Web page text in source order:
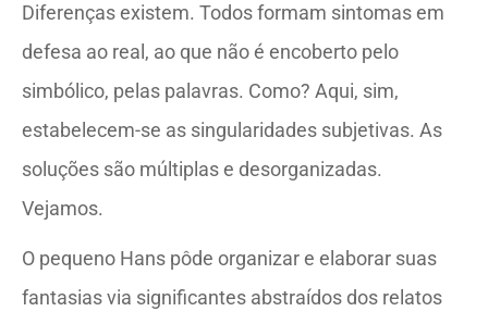
Diferenças existem. Todos formam sintomas em
defesa ao real, ao que não é encoberto pelo
simbólico, pelas palavras. Como? Aqui, sim,
estabelecem-se as singularidades subjetivas. As
soluções são múltiplas e desorganizadas.
Vejamos.
O pequeno Hans pôde organizar e elaborar suas
fantasias via significantes abstraídos dos relatos